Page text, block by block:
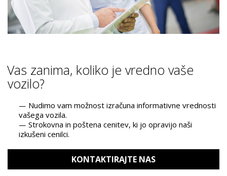
Vas zanima, koliko je vredno vaše
vozilo?
Nudimo vam možnost izračuna informativne vrednosti
vašega vozila.
Strokovna in poštena cenitev, ki jo opravijo naši
izkušeni cenilci.
KONTAKTIRAJTE NAS